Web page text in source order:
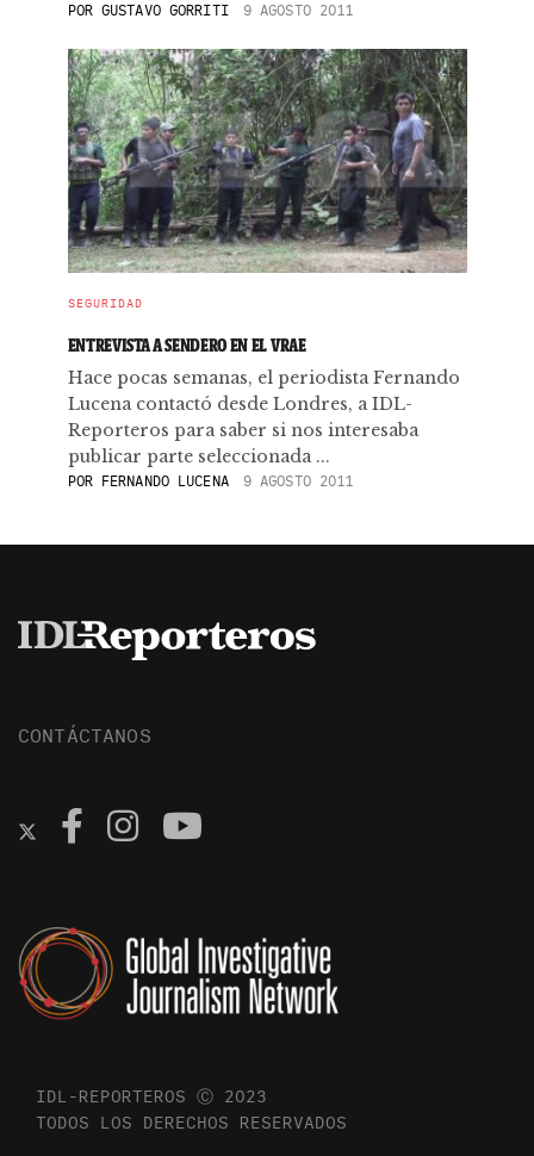
POR GUSTAVO GORRITI 9 AGOSTO 2011
SEGURIDAD
ENTREVISTA A SENDERO EN EL VRAE
Hace pocas semanas, el periodista Fernando
Lucena contactó desde Londres, a IDL-
Reporteros para saber si nos interesaba
publicar parte seleccionada ...
PORFERNANDO LUCENA 9 AGOSTO 2011
CONTÁCTANOS
IDL-REPORTEROS Ⓒ 2023
TODOS LOS DERECHOS RESERVADOS